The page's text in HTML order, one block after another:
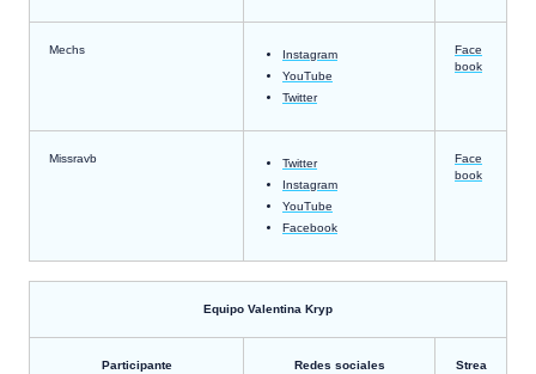
Mechs
Instagram
YouTube
Twitter
Face
book
Missravb
Twitter
Instagram
YouTube
Facebook
Face
book
Equipo Valentina Kryp
Participante Redes sociales
Strea